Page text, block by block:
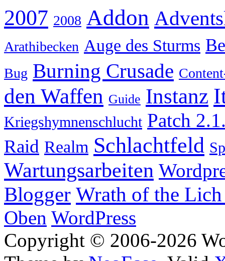
2007 2008 Addon
Arathibecken Auge des Sturms
Bug Burning Crusade
den Waffen Guide Instanz
Kriegshymnenschlucht Patch
Raid Realm Schlachtfeld
Wartungsarbeiten
Blogger Wrath of the
Oben WordPress
Copyright © 2006-2026